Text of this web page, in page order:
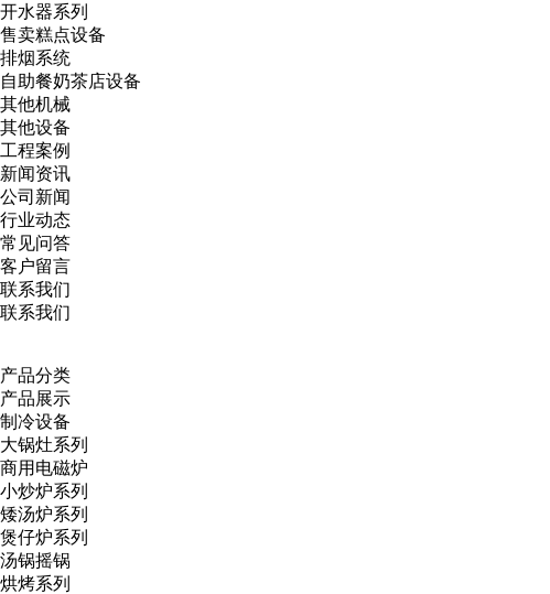
开水器系列
售卖糕点设备
排烟系统
自助餐奶茶店设备
其他机械
其他设备
工程案例
新闻资讯
公司新闻
行业动态
常见问答
客户留言
联系我们
联系我们
产品分类
产品展示
制冷设备
大锅灶系列
商用电磁炉
小炒炉系列
矮汤炉系列
煲仔炉系列
汤锅摇锅
烘烤系列